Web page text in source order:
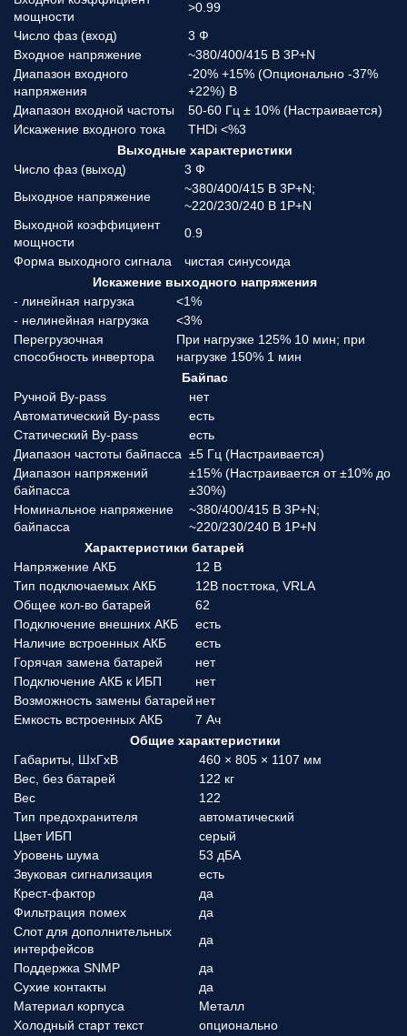
мощности
>0.99
Число фаз (вход)
3 Ф
Входное напряжение
~380/400/415 В 3P+N
Диапазон входного
напряжения
-20% +15% (Опционально -37%
+22%) В
Диапазон входной частоты
50-60 Гц ± 10% (Настраивается)
Искажение входного тока
THDi <%3
Выходные характеристики
Число фаз (выход)
3 Ф
Выходное напряжение
~380/400/415 В 3P+N;
~220/230/240 В 1P+N
Выходной коэффициент
мощности
0.9
Форма выходного сигнала
чистая синусоида
Искажение выходного напряжения
- линейная нагрузка
<1%
- нелинейная нагрузка
<3%
Перегрузочная
способность инвертора
При нагрузке 125% 10 мин; при
нагрузке 150% 1 мин
Байпас
Ручной By-pass
нет
Автоматический By-pass
есть
Статический By-pass
есть
Диапазон частоты байпасса ±5 Гц (Настраивается)
Диапазон напряжений
байпасса
±15% (Настраивается от ±10% до
±30%)
Номинальное напряжение
байпасса
~380/400/415 В 3P+N;
~220/230/240 В 1P+N
Характеристики батарей
Напряжение АКБ
12 В
Тип подключаемых АКБ
12В пост.тока, VRLA
Общее кол-во батарей
62
Подключение внешних АКБ
есть
Наличие встроенных АКБ
есть
Горячая замена батарей
нет
Подключение АКБ к ИБП
нет
Возможность замены батарей нет
Емкость встроенных АКБ
7 Ач
Общие характеристики
Габариты, ШхГхВ
460 × 805 × 1107 мм
Вес, без батарей
122 кг
Вес
122
Тип предохранителя
автоматический
Цвет ИБП
серый
Уровень шума
53 дБА
Звуковая сигнализация
есть
Крест-фактор
да
Фильтрация помех
да
Слот для дополнительных
интерфейсов
да
Поддержка SNMP
да
Сухие контакты
да
Материал корпуса
Металл
Холодный старт текст
опционально